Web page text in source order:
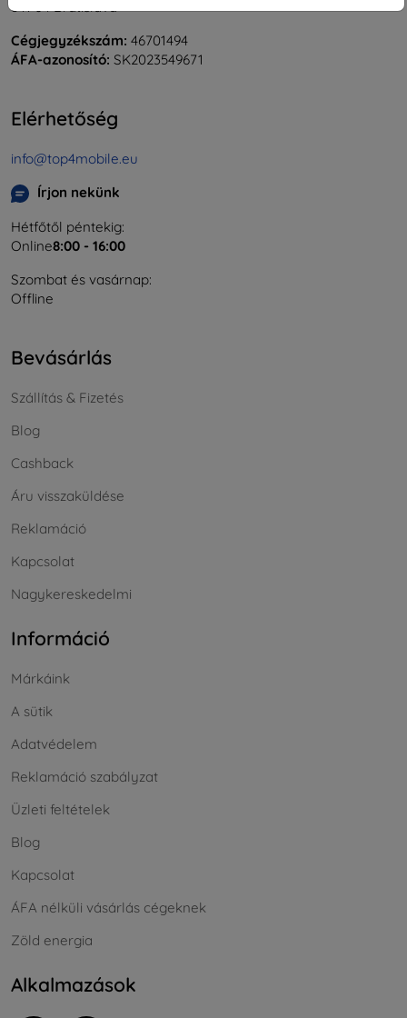
841 04 Bratislava
Cégjegyzékszám: 46701494
ÁFA-azonosító: SK2023549671
Elérhetőség
info@top4mobile.eu
Írjon nekünk
Hétfőtől péntekig:
Online8:00 - 16:00
Szombat és vasárnap:
Offline
Bevásárlás
Szállítás & Fizetés
Blog
Cashback
Áru visszaküldése
Reklamáció
Kapcsolat
Nagykereskedelmi
Információ
Márkáink
A sütik
Adatvédelem
Reklamáció szabályzat
Üzleti feltételek
Blog
Kapcsolat
ÁFA nélküli vásárlás cégeknek
Zöld energia
Alkalmazások